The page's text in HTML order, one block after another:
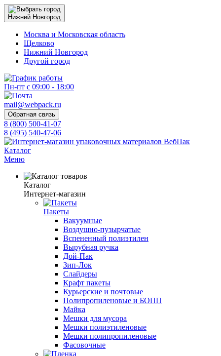
Нижний Новгород
Москва и Московская область
Щелково
Нижний Новгород
Другой город
Пн-пт с 09:00 - 18:00
mail@webpack.ru
Обратная связь
8 (800) 500-41-07
8 (495) 540-47-06
Каталог
Меню
Каталог
Интернет-магазин
Пакеты
Вакуумные
Воздушно-пузырчатые
Вспененный полиэтилен
Вырубная ручка
Дой-Пак
Зип-Лок
Слайдеры
Крафт пакеты
Курьерские и почтовые
Полипропиленовые и БОПП
Майка
Мешки для мусора
Мешки полиэтиленовые
Мешки полипропиленовые
Фасовочные